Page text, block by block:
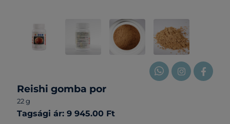
Reishi gomba por
22 g
Tagsági ár: 9 945.00 Ft